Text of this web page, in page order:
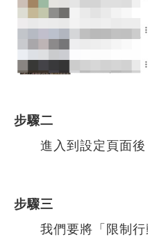
步驟二
進入到設定頁面後
步驟三
我們要將「限制行